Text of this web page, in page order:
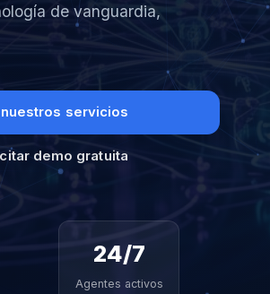
de vanguardia,
desde el primer mes.
servicios
demo gratuita
24/7
Agentes activos
parar, incluso mientras